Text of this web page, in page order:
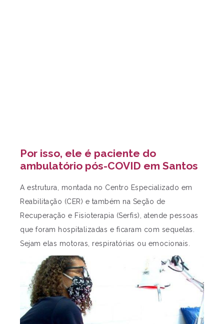
Por isso, ele é paciente do
ambulatório pós-COVID em Santos
A estrutura, montada no Centro Especializado em
Reabilitação (CER) e também na Seção de
Recuperação e Fisioterapia (Serfis), atende pessoas
que foram hospitalizadas e ficaram com sequelas.
Sejam elas motoras, respiratórias ou emocionais.